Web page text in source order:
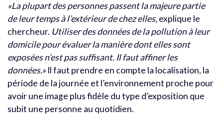
«La plupart des personnes passent la majeure partie
de leur temps à l’extérieur de chez elles, explique le
chercheur. Utiliser des données de la pollution à leur
domicile pour évaluer la manière dont elles sont
exposées n’est pas suffisant. Il faut affiner les
données.» Il faut prendre en compte la localisation, la
période de la journée et l’environnement proche pour
avoir une image plus fidèle du type d’exposition que
subit une personne au quotidien.